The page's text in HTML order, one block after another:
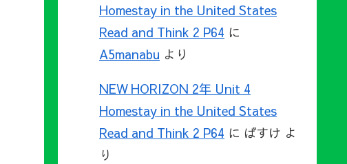
Homestay in the United States
Read and Think 2 P64 に
A5manabu より
NEW HORIZON 2年 Unit 4
Homestay in the United States
Read and Think 2 P64 に ばすけ よ
り